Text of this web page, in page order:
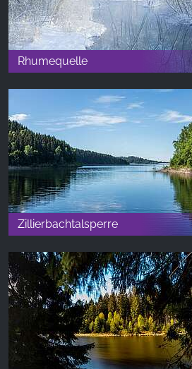
Rhumequelle
Zillierbachtalsperre